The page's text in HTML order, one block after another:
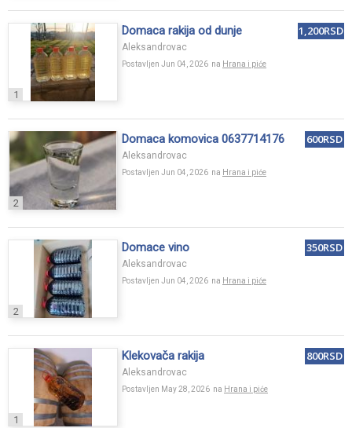
1
Domaca rakija od dunje
Aleksandrovac
Postavljen Jun 04, 2026 na Hrana i piće
1,200RSD
2
Domaca komovica 0637714176
Aleksandrovac
Postavljen Jun 04, 2026 na Hrana i piće
600RSD
2
Domace vino
Aleksandrovac
Postavljen Jun 04, 2026 na Hrana i piće
350RSD
1
Klekovača rakija
Aleksandrovac
Postavljen May 28, 2026 na Hrana i piće
800RSD